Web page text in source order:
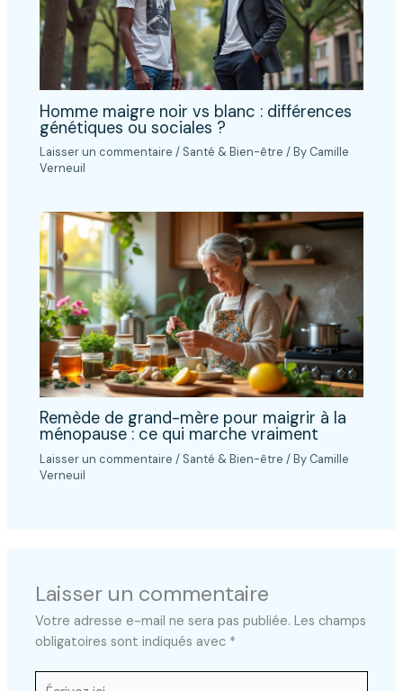
Homme maigre noir vs blanc : différences
génétiques ou sociales ?
Laisser un commentaire / Santé & Bien-être / By Camille
Verneuil
Remède de grand-mère pour maigrir à la
ménopause : ce qui marche vraiment
Laisser un commentaire / Santé & Bien-être / By Camille
Verneuil
Laisser un commentaire
Votre adresse e-mail ne sera pas publiée. Les champs
obligatoires sont indiqués avec *
Écrivez